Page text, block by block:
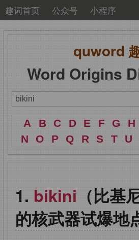
趣词首页 公众号 小程序
quword
Word Origins
A B C D E F G H
N
O P Q R S T U
bikini （比基
的核武器试爆地